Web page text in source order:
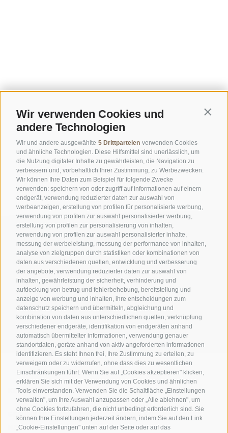
Wir verwenden Cookies und
andere Technologien
Wir und andere ausgewählte 5 Drittparteien verwenden Cookies
und ähnliche Technologien. Diese Hilfsmittel sind unerlässlich, um
die Nutzung digitaler Inhalte zu gewährleisten, die Navigation zu
verbessern und, vorbehaltlich Ihrer Zustimmung, zu Werbezwecken.
Wir können Ihre Daten zum Beispiel für folgende Zwecke
verwenden: speichern von oder zugriff auf informationen auf einem
endgerät, verwendung reduzierter daten zur auswahl von
werbeanzeigen, erstellung von profilen für personalisierte werbung,
verwendung von profilen zur auswahl personalisierter werbung,
erstellung von profilen zur personalisierung von inhalten,
verwendung von profilen zur auswahl personalisierter inhalte,
messung der werbeleistung, messung der performance von inhalten,
analyse von zielgruppen durch statistiken oder kombinationen von
daten aus verschiedenen quellen, entwicklung und verbesserung
der angebote, verwendung reduzierter daten zur auswahl von
inhalten, gewährleistung der sicherheit, verhinderung und
aufdeckung von betrug und fehlerbehebung, bereitstellung und
anzeige von werbung und inhalten, ihre entscheidungen zum
datenschutz speichern und übermitteln, abgleichung und
kombination von daten aus unterschiedlichen quellen, verknüpfung
verschiedener endgeräte, identifikation von endgeräten anhand
automatisch übermittelter informationen, verwendung genauer
standortdaten, geräte anhand von aktiv angeforderten informationen
identifizieren. Es steht Ihnen frei, Ihre Zustimmung zu erteilen, zu
verweigern oder zu widerrufen, ohne dass dies zu wesentlichen
Einschränkungen führt. Wenn Sie auf „Cookies akzeptieren" klicken,
erklären Sie sich mit der Verwendung von Cookies und ähnlichen
Tools einverstanden. Verwenden Sie die Schaltfläche „Einstellungen
verwalten", um Ihre Auswahl anzupassen oder „Alle ablehnen", um
ohne Cookies fortzufahren, die nicht unbedingt erforderlich sind. Sie
können Ihre Einstellungen jederzeit ändern, indem Sie auf den Link
„Cookie-Einstellungen" unten auf der Seite oder auf das
AMT FÜR DEN NATIONALPARK STILFSERJOCH
SOCIAL-MEDIA-RICHTLINIEN | IMPRESSUM | SITEMAP | COOKIE-RICHTLINIE
PRIVACY | Cookie Präferenzen
KONTAKTE BESUCHERZENTREN
GEFÜHRTE
NATURERLEBNISSE
SCHULEN